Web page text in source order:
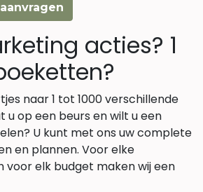
acties? 1
naar 1 tot 1000 verschillende
u op een beurs en wilt u een
U kunt met ons uw complete
en plannen. Voor elke
voor elk budget maken wij een